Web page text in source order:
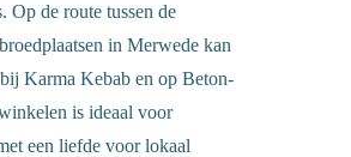
Op de route tussen de
in Merwede kan
Karma Kebab en op Beton-
is ideaal voor
een liefde voor lokaal